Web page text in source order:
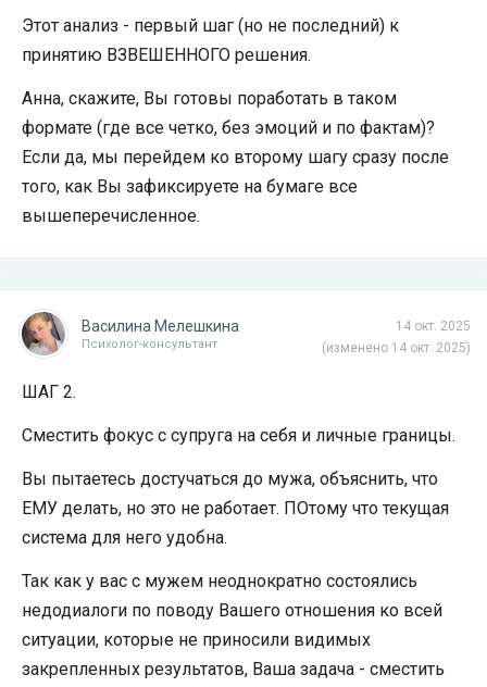
Этот анализ - первый шаг (но не последний) к
принятию ВЗВЕШЕННОГО решения.
Анна, скажите, Вы готовы поработать в таком
формате (где все четко, без эмоций и по фактам)?
Если да, мы перейдем ко второму шагу сразу после
того, как Вы зафиксируете на бумаге все
вышеперечисленное.
14 окт. 2025
(изменено 14 окт. 2025)
Василина Мелешкина
Психолог-консультант
ШАГ 2.
Сместить фокус с супруга на себя и личные границы.
Вы пытаетесь достучаться до мужа, объяснить, что
ЕМУ делать, но это не работает. ПОтому что текущая
система для него удобна.
Так как у вас с мужем неоднократно состоялись
недодиалоги по поводу Вашего отношения ко всей
ситуации, которые не приносили видимых
закрепленных результатов, Ваша задача - сместить